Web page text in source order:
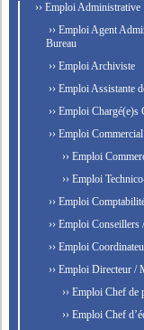
›› Emploi Administrative
›› Emploi Agent
Bureau
›› Emploi Archiviste
›› Emploi Assistante
›› Emploi Chargé(e)s
›› Emploi
›› Emploi
›› Emploi
›› Emploi
›› Emploi Conseillers
›› Emploi
›› Emploi Directeur /
›› Emploi Chef de
›› Emploi Chef